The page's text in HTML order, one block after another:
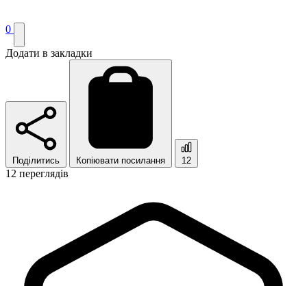
0
Додати в закладки
Поділитись Копіювати посилання 12
12 переглядів